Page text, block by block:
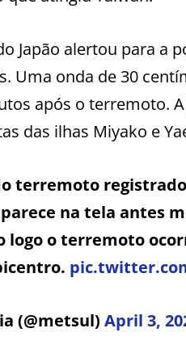
Japão alertou para a
Uma onda de 30
após o terremoto.
das ilhas Miyako e
terremoto
na tela antes
logo o terremoto
(@metsul) April 3,